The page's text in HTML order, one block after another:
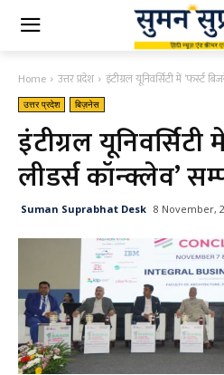
Home उत्तर प्रदेश इंटीग्रल यूनिवर्सिटी में ‘फर्स्ट
उत्तर प्रदेश बिज़नेस
इंटीग्रल
लीडर्स कॉन्क्लेव’
Suman Suprabhat Desk 8 November,